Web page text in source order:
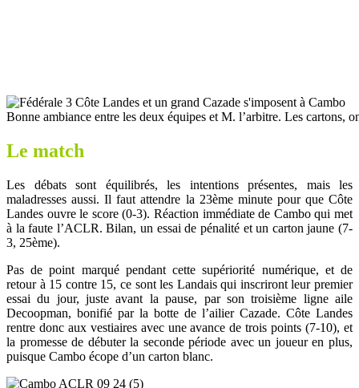
Bonne ambiance entre les deux équipes et M. l’arbitre. Les cartons,
Le match
Les débats sont équilibrés, les intentions présentes, mais les
maladresses aussi. Il faut attendre la 23ème minute pour que Côte
Landes ouvre le score (0-3). Réaction immédiate de Cambo qui met
à la faute l’ACLR. Bilan, un essai de pénalité et un carton jaune (7-
3, 25ème).
Pas de point marqué pendant cette supériorité numérique, et de
retour à 15 contre 15, ce sont les Landais qui inscriront leur premier
essai du jour, juste avant la pause, par son troisième ligne aile
Decoopman, bonifié par la botte de l’ailier Cazade. Côte Landes
rentre donc aux vestiaires avec une avance de trois points (7-10), et
la promesse de débuter la seconde période avec un joueur en plus,
puisque Cambo écope d’un carton blanc.